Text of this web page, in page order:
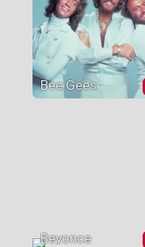
Bee Gees
Beyonce